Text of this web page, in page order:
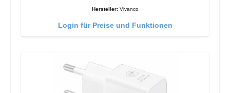
Hersteller: Vivanco
Login für Preise und Funktionen